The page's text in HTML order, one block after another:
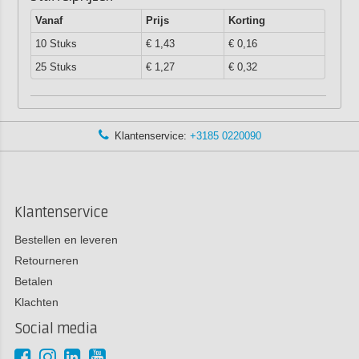
Vanaf Prijs
Korting
10 Stuks
€ 1,43
€ 0,16
25 Stuks
€ 1,27 € 0,32
Klantenservice: +3185 0220090
Klantenservice
Bestellen en leveren
Retourneren
Betalen
Klachten
Social media